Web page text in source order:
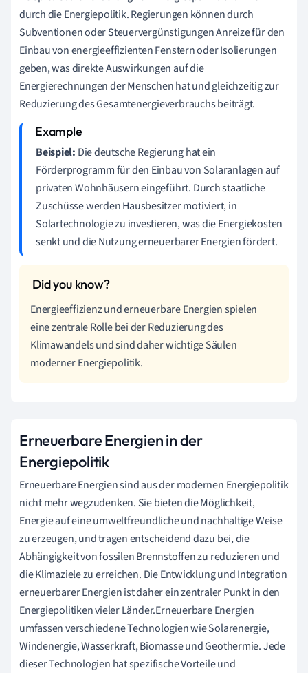
durch die Energiepolitik. Regierungen können durch
Subventionen oder Steuervergünstigungen Anreize für den
Einbau von energieeffizienten Fenstern oder Isolierungen
geben, was direkte Auswirkungen auf die
Energierechnungen der Menschen hat und gleichzeitig zur
Reduzierung des Gesamtenergieverbrauchs beiträgt.
Beispiel: Die deutsche Regierung hat ein
Förderprogramm für den Einbau von Solaranlagen auf
privaten Wohnhäusern eingeführt. Durch staatliche
Zuschüsse werden Hausbesitzer motiviert, in
Solartechnologie zu investieren, was die Energiekosten
senkt und die Nutzung erneuerbarer Energien fördert.
Energieeffizienz und erneuerbare Energien spielen
eine zentrale Rolle bei der Reduzierung des
Klimawandels und sind daher wichtige Säulen
moderner Energiepolitik.
Erneuerbare Energien in der
Energiepolitik
Erneuerbare Energien sind aus der modernen Energiepolitik
nicht mehr wegzudenken. Sie bieten die Möglichkeit,
Energie auf eine umweltfreundliche und nachhaltige Weise
zu erzeugen, und tragen entscheidend dazu bei, die
Abhängigkeit von fossilen Brennstoffen zu reduzieren und
die Klimaziele zu erreichen. Die Entwicklung und Integration
erneuerbarer Energien ist daher ein zentraler Punkt in den
Energiepolitiken vieler Länder.Erneuerbare Energien
umfassen verschiedene Technologien wie Solarenergie,
Windenergie, Wasserkraft, Biomasse und Geothermie. Jede
dieser Technologien hat spezifische Vorteile und